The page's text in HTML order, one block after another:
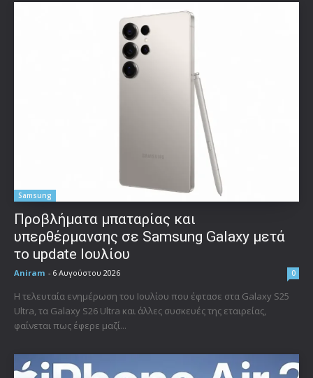
Samsung
Προβλήματα μπαταρίας και
υπερθέρμανσης σε Samsung Galaxy μετά
το update Ιουλίου
Aniram - 6 Αυγούστου 2026 0
Η τελευταία ενημέρωση του Ιουλίου που έφτασε στα Galaxy S25
Ultra, τα Galaxy S26 Ultra και άλλες συσκευές της εταιρείας,
φαίνεται πως έφερε μαζί...